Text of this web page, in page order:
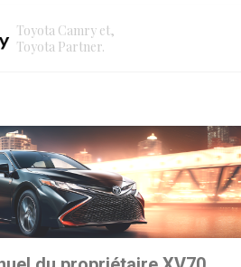
Toyota Camry et,
Toyota Partner.